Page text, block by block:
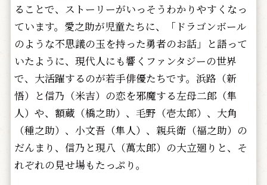
ることで、ストーリーがいっそうわかりやすくなっ
ています。愛之助が児童たちに、「ドラゴンボール
のような不思議の玉を持った勇者のお話」と語って
いたように、現代人にも響くファンタジーの世界
で、大活躍するのが若手俳優たちです。浜路（新
悟）と信乃（米吉）の恋を邪魔する左母二郎（隼
人）や、額蔵（橋之助）、毛野（壱太郎）、大角
（種之助）、小文吾（隼人）、親兵衛（福之助）の
だんまり、信乃と現八（萬太郎）の大立廻りと、そ
れぞれの見せ場もたっぷり。